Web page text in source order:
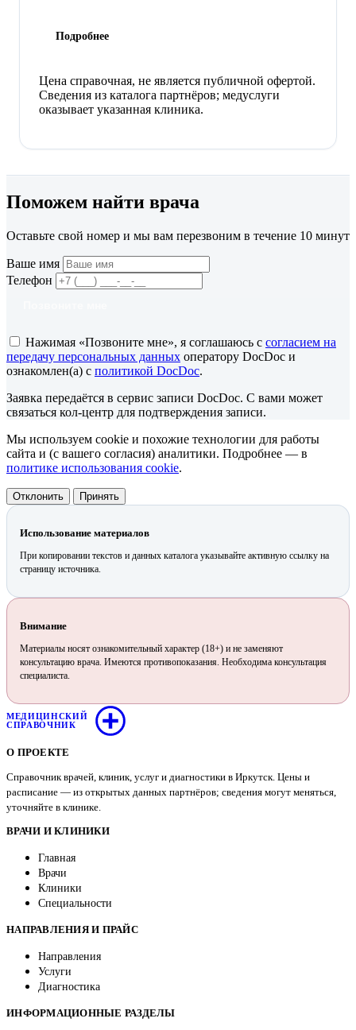
Подробнее
Цена справочная, не является публичной офертой.
Сведения из каталога партнёров; медуслуги
оказывает указанная клиника.
Поможем найти врача
Оставьте свой номер и мы вам перезвоним в течение 10 минут
Ваше имя
Телефон
Нажимая «Позвоните мне», я соглашаюсь с согласием на
передачу персональных данных оператору DocDoc и
ознакомлен(а) с политикой DocDoc.
Заявка передаётся в сервис записи DocDoc. С вами может
связаться кол-центр для подтверждения записи.
Мы используем cookie и похожие технологии для работы
сайта и (с вашего согласия) аналитики. Подробнее — в
политике использования cookie.
Отклонить Принять
Использование материалов
При копировании текстов и данных каталога указывайте активную ссылку на
страницу источника.
Внимание
Материалы носят ознакомительный характер (18+) и не заменяют
консультацию врача. Имеются противопоказания. Необходима консультация
специалиста.
МЕДИЦИНСКИЙ
СПРАВОЧНИК
О ПРОЕКТЕ
Справочник врачей, клиник, услуг и диагностики в Иркутск. Цены и
расписание — из открытых данных партнёров; сведения могут меняться,
уточняйте в клинике.
ВРАЧИ И КЛИНИКИ
Главная
Врачи
Клиники
Специальности
НАПРАВЛЕНИЯ И ПРАЙС
Направления
Услуги
Диагностика
ИНФОРМАЦИОННЫЕ РАЗДЕЛЫ